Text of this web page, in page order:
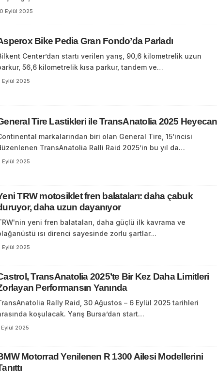
Eylül 2025
Bike Pedia Gran Fondo’da Parladı
Center’dan startı verilen yarış, 90,6 kilometrelik uzun
56,6 kilometrelik kısa parkur, tandem ve…
Eylül 2025
Tire Lastikleri ile TransAnatolia 2025
markalarından biri olan General Tire, 15’incisi
TransAnatolia Ralli Raid 2025’in bu yıl da…
Eylül 2025
TRW motosiklet fren balataları: daha çabuk
daha uzun dayanıyor
yeni fren balataları, daha güçlü ilk kavrama ve
ısı direnci sayesinde zorlu şartlar…
Eylül 2025
TransAnatolia 2025’te Bir Kez Daha Limitleri
Performansın Yanında
Rally Raid, 30 Ağustos – 6 Eylül 2025 tarihleri
koşulacak. Yarış Bursa’dan start…
Eylül 2025
Motorrad Yenilenen R 1300 Ailesi Modellerini